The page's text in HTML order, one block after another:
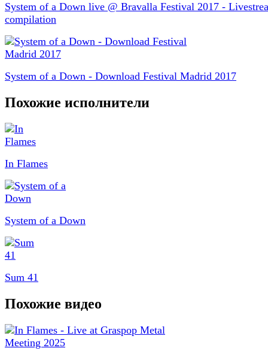
System of a Down live @ Bravalla Festival 2017 -
compilation
System of a Down - Download Festival Madrid 2017
Похожие исполнители
In Flames
System of a Down
Sum 41
Похожие видео